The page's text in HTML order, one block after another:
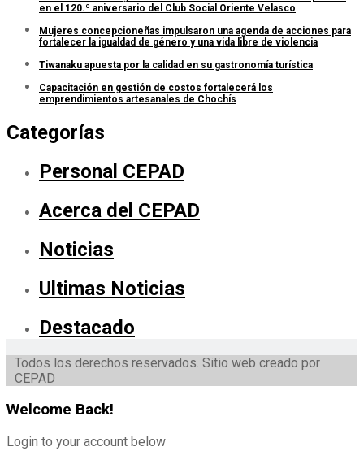
en el 120.º aniversario del Club Social Oriente Velasco
Mujeres concepcioneñas impulsaron una agenda de acciones para
fortalecer la igualdad de género y una vida libre de violencia
Tiwanaku apuesta por la calidad en su gastronomía turística
Capacitación en gestión de costos fortalecerá los
emprendimientos artesanales de Chochís
Categorías
Personal CEPAD
Acerca del CEPAD
Noticias
Ultimas Noticias
Destacado
Todos los derechos reservados. Sitio web creado por
CEPAD
Welcome Back!
Login to your account below